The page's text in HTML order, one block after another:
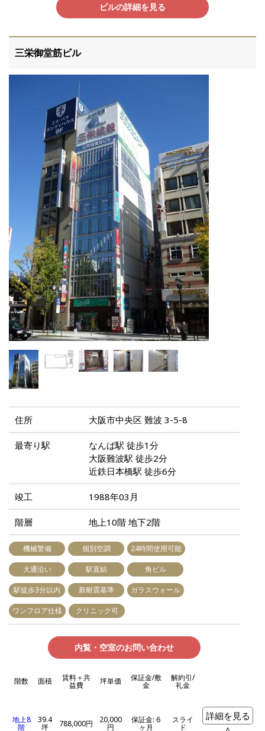
ビルの詳細を見る
三栄御堂筋ビル
住所 大阪市中央区 難波 3-5-8
最寄り駅
なんば駅 徒歩1分
大阪難波駅 徒歩2分
近鉄日本橋駅 徒歩6分
竣工 1988年03月
階層 地上10階 地下2階
機械警備 個別空調 24時間使用可能
大通沿い 駅直結 角ビル
駅徒歩3分以内 新耐震基準 ガラスウォール
ワンフロア仕様 クリニック可
内覧・空室のお問い合わせ
階数 面積 賃料＋共
益費 坪単価 保証金/敷
金
解約引/
礼金
地上8
階
39.4
坪 788,000円 20,000
円
保証金: 6
ヶ月
スライ
ド
詳細を見る